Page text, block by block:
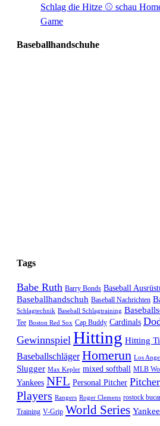
Schlag die Hitze ⚾️ schau
Game
Baseballhandschuhe
Tags
Babe Ruth Barry Bonds Baseball
Baseballhandschuh Baseball Nachrichten
Schlagtechnik Baseball Schlagtraining
Tee Boston Red Sox Cap Buddy Cardinals
Gewinnspiel Hitting Hitting
Baseballschläger Homerun Los
Slugger Max Kepler mixed softball MLB
Yankees NFL Personal Pitcher Pitcher
Players Rangers Roger Clemens rostock
Training V-Grip World Series